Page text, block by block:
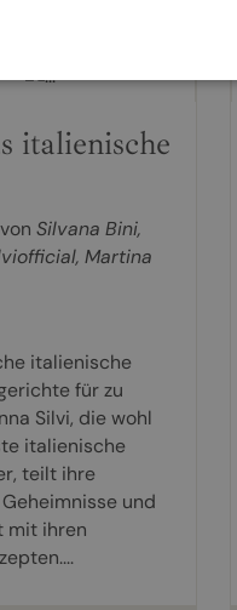
italienische
Silvana Bini,
, Martina
italienische
für zu
Silvi, die wohl
italienische
teilt ihre
und
mit ihren